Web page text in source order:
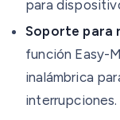
para
Soporte para
función Easy-
inalámbrica
interrupciones.